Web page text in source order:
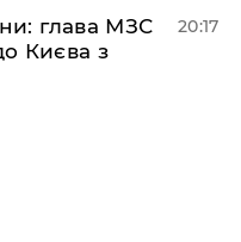
глава МЗС
Києва з
20:17